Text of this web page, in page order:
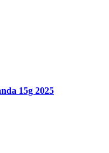
15g 2025